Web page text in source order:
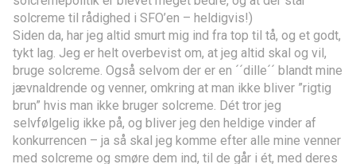
solcreme til rådighed i SFO’en – heldigvis!)
Siden da, har jeg altid smurt mig ind fra top til tå, og et godt,
tykt lag. Jeg er helt overbevist om, at jeg altid skal og vil,
bruge solcreme. Også selvom der er en ´´dille´´ blandt mine
jævnaldrende og venner, omkring at man ikke bliver ”rigtig
brun” hvis man ikke bruger solcreme. Dét tror jeg
selvfølgelig ikke på, og bliver jeg den heldige vinder af
konkurrencen – ja så skal jeg komme efter alle mine venner
med solcreme og smøre dem ind, til de går i ét, med deres